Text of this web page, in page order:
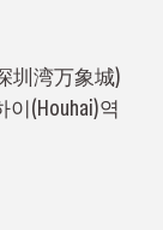
圳湾万象城)
(Houhai)역